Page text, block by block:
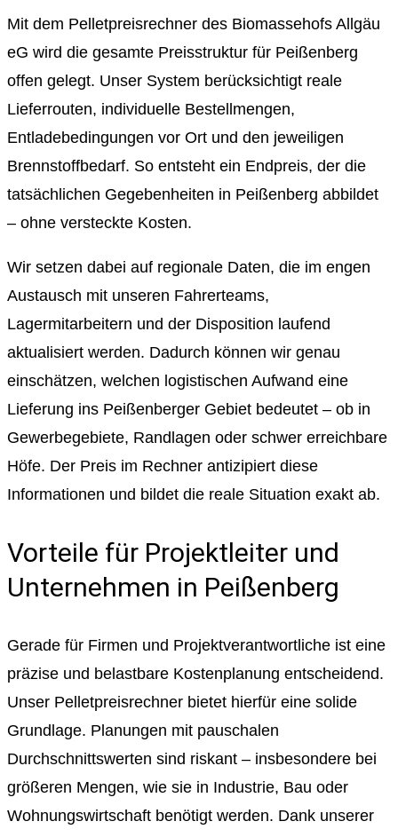
Mit dem Pelletpreisrechner des Biomassehofs Allgäu
eG wird die gesamte Preisstruktur für Peißenberg
offen gelegt. Unser System berücksichtigt reale
Lieferrouten, individuelle Bestellmengen,
Entladebedingungen vor Ort und den jeweiligen
Brennstoffbedarf. So entsteht ein Endpreis, der die
tatsächlichen Gegebenheiten in Peißenberg abbildet
– ohne versteckte Kosten.
Wir setzen dabei auf regionale Daten, die im engen
Austausch mit unseren Fahrerteams,
Lagermitarbeitern und der Disposition laufend
aktualisiert werden. Dadurch können wir genau
einschätzen, welchen logistischen Aufwand eine
Lieferung ins Peißenberger Gebiet bedeutet – ob in
Gewerbegebiete, Randlagen oder schwer erreichbare
Höfe. Der Preis im Rechner antizipiert diese
Informationen und bildet die reale Situation exakt ab.
Vorteile für Projektleiter und
Unternehmen in Peißenberg
Gerade für Firmen und Projektverantwortliche ist eine
präzise und belastbare Kostenplanung entscheidend.
Unser Pelletpreisrechner bietet hierfür eine solide
Grundlage. Planungen mit pauschalen
Durchschnittswerten sind riskant – insbesondere bei
größeren Mengen, wie sie in Industrie, Bau oder
Wohnungswirtschaft benötigt werden. Dank unserer